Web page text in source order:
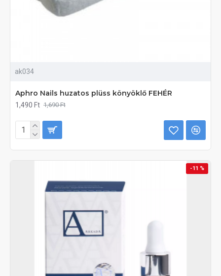
ak034
Aphro Nails huzatos plüss könyöklő FEHÉR
1,490 Ft 1,690 Ft
-11 %